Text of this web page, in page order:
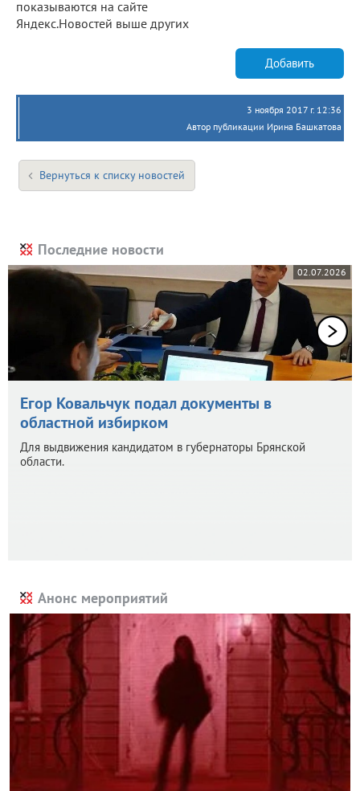
показываются на сайте
Яндекс.Новостей выше других
Добавить
3 ноября 2017 г. 12:36
Автор публикации Ирина Башкатова
Вернуться к списку новостей
Последние новости
02.07.2026
Егор Ковальчук подал документы в
областной избирком
Для выдвижения кандидатом в губернаторы Брянской
области.
Анонс мероприятий